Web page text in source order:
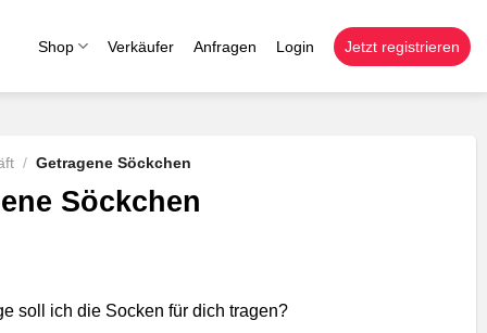
Shop Verkäufer Anfragen Login Jetzt registrieren
/ Getragene Söckchen
Söckchen
soll ich die Socken für dich tragen?